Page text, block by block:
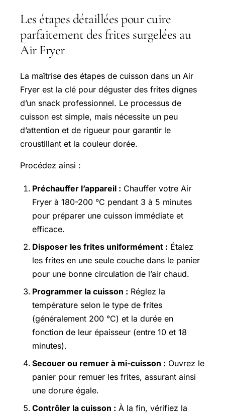
Les étapes détaillées pour cuire
parfaitement des frites surgelées au
Air Fryer
La maîtrise des étapes de cuisson dans un Air
Fryer est la clé pour déguster des frites dignes
d’un snack professionnel. Le processus de
cuisson est simple, mais nécessite un peu
d’attention et de rigueur pour garantir le
croustillant et la couleur dorée.
Procédez ainsi :
Préchauffer l’appareil : Chauffer votre Air
Fryer à 180-200 °C pendant 3 à 5 minutes
pour préparer une cuisson immédiate et
efficace.
Disposer les frites uniformément : Étalez
les frites en une seule couche dans le panier
pour une bonne circulation de l’air chaud.
Programmer la cuisson : Réglez la
température selon le type de frites
(généralement 200 °C) et la durée en
fonction de leur épaisseur (entre 10 et 18
minutes).
Secouer ou remuer à mi-cuisson : Ouvrez le
panier pour remuer les frites, assurant ainsi
une dorure égale.
Contrôler la cuisson : À la fin, vérifiez la